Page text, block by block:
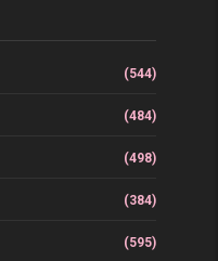
(544)
(484)
(498)
(384)
(595)